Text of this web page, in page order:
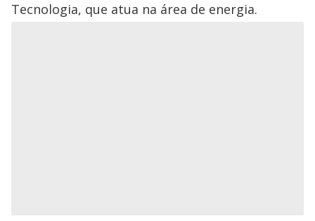
Tecnologia, que atua na área de energia.